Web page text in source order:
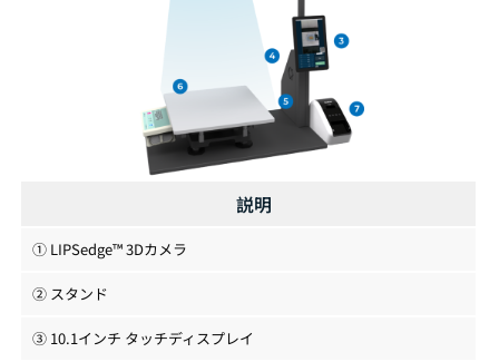
説明
① LIPSedge™ 3Dカメラ
② スタンド
③ 10.1インチ タッチディスプレイ